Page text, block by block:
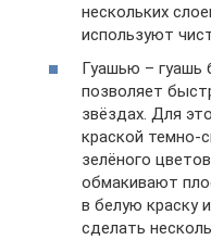
нескольких
используют
Гуашью – гуашь
позволяет
звёздах. Для
краской темно-
зелёного
обмакивают
в белую краску
сделать